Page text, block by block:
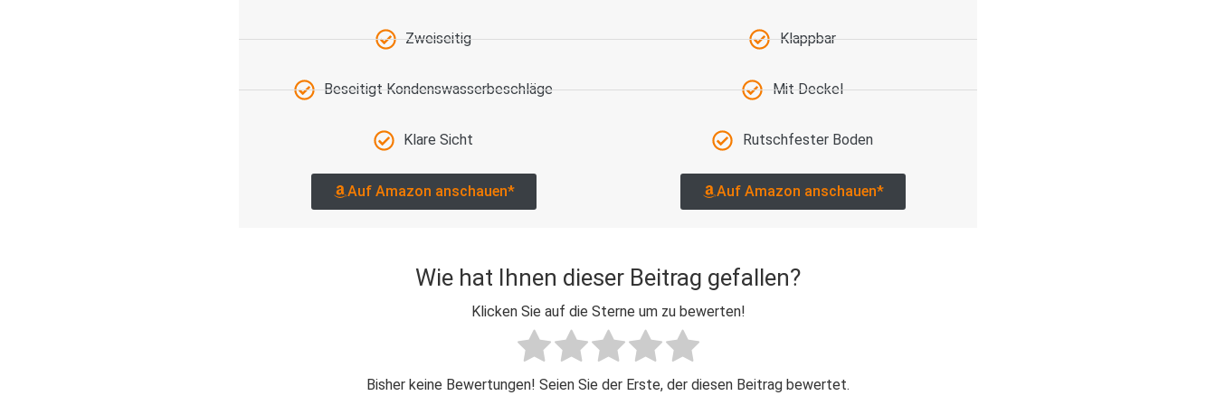
Zweiseitig
Beseitigt Kondenswasserbeschläge
Klare Sicht
Auf Amazon anschauen*
Klappbar
Mit Deckel
Rutschfester Boden
Auf Amazon anschauen*
Wie hat Ihnen dieser Beitrag gefallen?
Klicken Sie auf die Sterne um zu bewerten!
Bisher keine Bewertungen! Seien Sie der Erste, der diesen Beitrag bewertet.